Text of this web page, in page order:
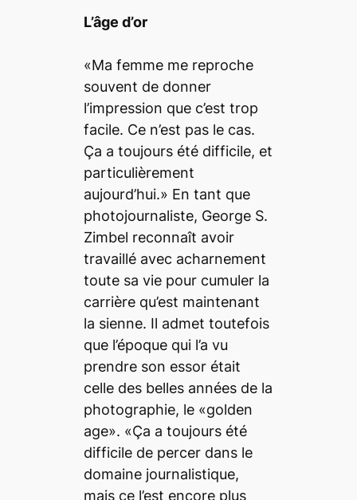
L’âge d’or
«Ma femme me reproche
souvent de donner
l’impression que c’est trop
facile. Ce n’est pas le cas.
Ça a toujours été difficile, et
particulièrement
aujourd’hui.» En tant que
photojournaliste, George S.
Zimbel reconnaît avoir
travaillé avec acharnement
toute sa vie pour cumuler la
carrière qu’est maintenant
la sienne. Il admet toutefois
que l’époque qui l’a vu
prendre son essor était
celle des belles années de la
photographie, le «golden
age». «Ça a toujours été
difficile de percer dans le
domaine journalistique,
mais ce l’est encore plus